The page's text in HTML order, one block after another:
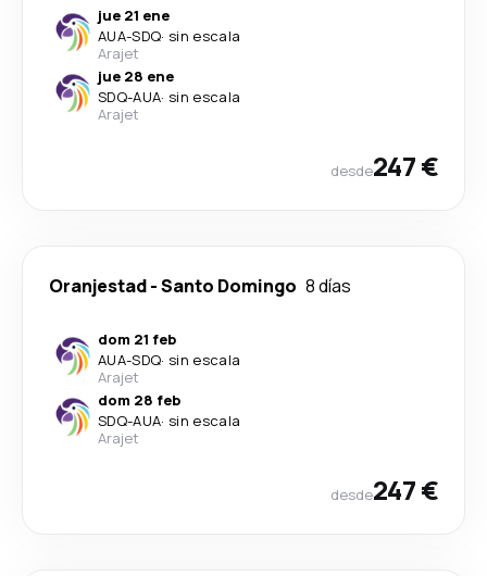
jue 21 ene
AUA-SDQ· sin escala
Arajet
jue 28 ene
SDQ-AUA· sin escala
Arajet
desde247 €
Oranjestad-Santo Domingo 8 días
dom 21 feb
AUA-SDQ· sin escala
Arajet
dom 28 feb
SDQ-AUA· sin escala
Arajet
desde247 €